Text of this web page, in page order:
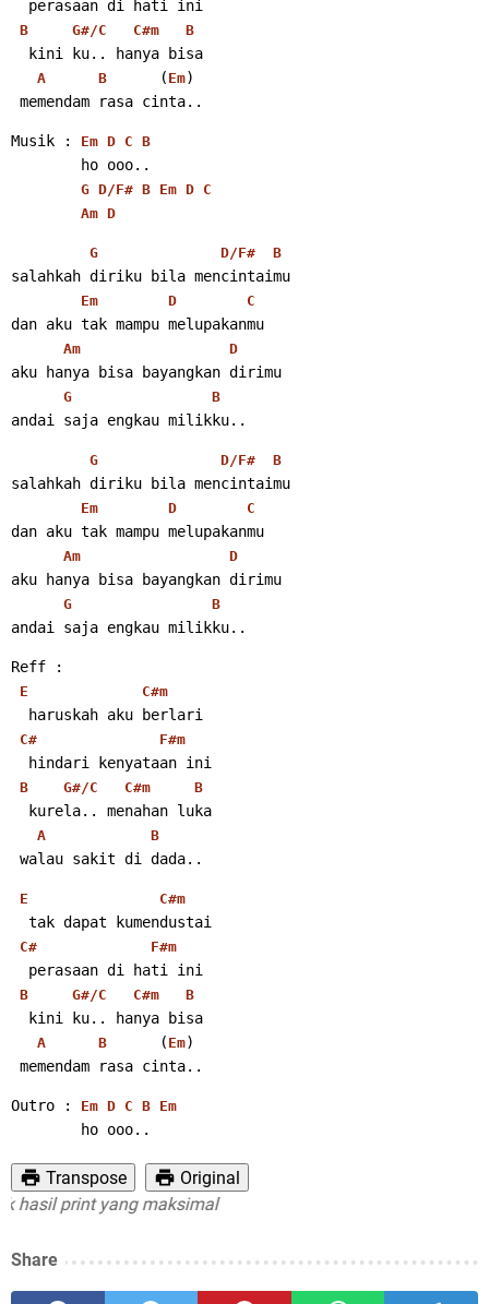
  perasaan di hati ini
B G#/C C#m B
  kini ku.. hanya bisa
A B
      (
Em)
memendam rasa cinta..
Musik : Em D C B
        ho ooo..
G D/F# B Em D C
Am D
G D/F# B
salahkah diriku bila mencintaimu
Em D C
dan aku tak mampu melupakanmu
Am D
aku hanya bisa bayangkan dirimu
G B
andai saja engkau milikku..
G D/F# B
salahkah diriku bila mencintaimu
Em D C
dan aku tak mampu melupakanmu
Am D
aku hanya bisa bayangkan dirimu
G B
andai saja engkau milikku..
Reff :
E C#m
  haruskah aku berlari
C# F#m
  hindari kenyataan ini
B G#/C C#m B
  kurela.. menahan luka
A B
walau sakit di dada..
E C#m
  tak dapat kumendustai
C# F#m
  perasaan di hati ini
B G#/C C#m B
  kini ku.. hanya bisa
A B
      (
Em)
memendam rasa cinta..
Outro : Em D C B Em
        ho ooo..
Transpose
Original
print yang maksimal
Share